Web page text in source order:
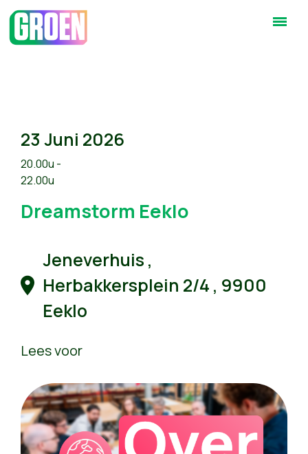
23 Juni 2026
20.00u -
22.00u
Dreamstorm Eeklo
Jeneverhuis ,
Herbakkersplein 2/4 , 9900
Eeklo
Lees voor